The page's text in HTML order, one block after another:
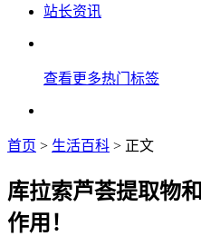
站长资讯
查看更多热门标签
首页 > 生活百科 > 正文
库拉索芦荟提取物
作用！